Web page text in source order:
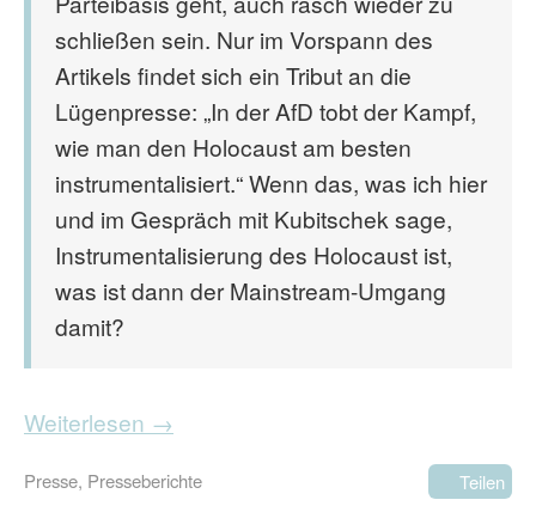
schließen sein. Nur im Vorspann des
Artikels findet sich ein Tribut an die
Lügenpresse: „In der AfD tobt der Kampf,
wie man den Holocaust am besten
instrumentalisiert.“ Wenn das, was ich hier
und im Gespräch mit Kubitschek sage,
Instrumentalisierung des Holocaust ist,
was ist dann der Mainstream-Umgang
damit?
Weiterlesen →
Presse, Presseberichte Teilen